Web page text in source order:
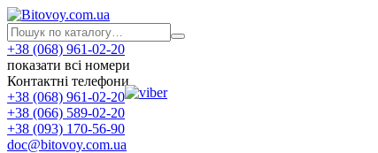
+38 (068) 961-02-20
показати всі номери
Контактні телефони
+38 (068) 961-02-20
+38 (066) 589-02-20
+38 (093) 170-56-90
doc@bitovoy.com.ua